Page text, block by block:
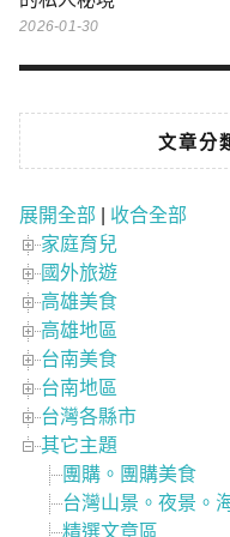
2026-01-30
文章分
展開全部
收合全部
家庭育兒
國外旅遊
高雄美食
高雄地區
台南美食
台南地區
台灣各縣市
其它主題
團購。團購美食
台灣山景。夜景。
精選文章區